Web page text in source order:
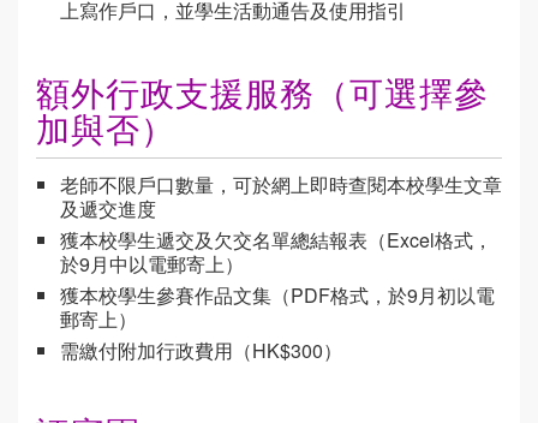
上寫作戶口，並學生活動通告及使用指引
額外行政支援服務（可選擇參
加與否）
老師不限戶口數量，可於網上即時查閱本校學生文章
及遞交進度
獲本校學生遞交及欠交名單總結報表（Excel格式，
於9月中以電郵寄上）
獲本校學生參賽作品文集（PDF格式，於9月初以電
郵寄上）
需繳付附加行政費用（HK$300）